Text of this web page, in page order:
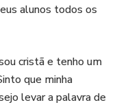
alunos todos os
cristã e tenho um
que minha
levar a palavra de